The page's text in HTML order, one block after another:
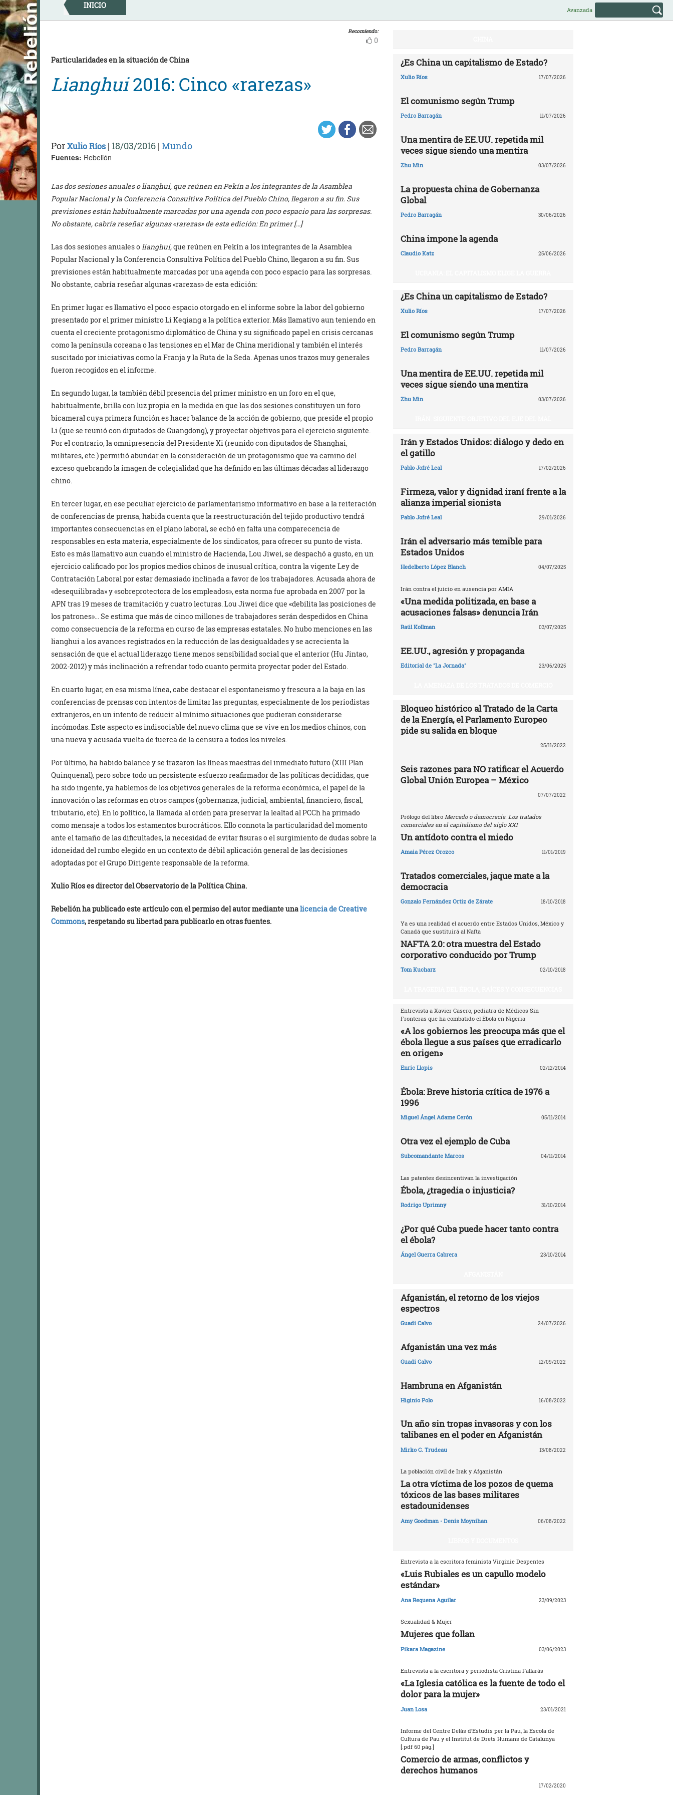
Skip
to
content
INICIO Avanzada
Recomiendo:
0
Particularidades en la situación de China
Lianghui2016: Cinco «rarezas»
PorXulio Ríos | 18/03/2016 | Mundo
Fuentes: Rebelión
Las dos sesiones anuales o lianghui, que reúnen en Pekín a los integrantes de la Asamblea
Popular Nacional y la Conferencia Consultiva Política del Pueblo Chino, llegaron a su fin. Sus
previsiones están habitualmente marcadas por una agenda con poco espacio para las sorpresas.
No obstante, cabría reseñar algunas «rarezas» de esta edición: En primer […]
Las dos sesiones anuales o lianghui,que reúnen en Pekín a los integrantes de la Asamblea
Popular Nacional y la Conferencia Consultiva Política del Pueblo Chino, llegaron a su fin. Sus
previsiones están habitualmente marcadas por una agenda con poco espacio para las sorpresas.
No obstante, cabría reseñar algunas «rarezas» de esta edición:
En primer lugar es llamativo el poco espacio otorgado en el informe sobre la labor del gobierno
presentado por el primer ministro Li Keqiang a la política exterior. Más llamativo aun teniendo en
cuenta el creciente protagonismo diplomático de China y su significado papel en crisis cercanas
como la península coreana o las tensiones en el Mar de China meridional y también el interés
suscitado por iniciativas como la Franja y la Ruta de la Seda. Apenas unos trazos muy generales
fueron recogidos en el informe.
En segundo lugar, la también débil presencia del primer ministro en un foro en el que,
habitualmente, brilla con luz propia en la medida en que las dos sesiones constituyen un foro
bicameral cuya primera función es hacer balance de la acción de gobierno, que preside el propio
Li (que se reunió con diputados de Guangdong), y proyectar objetivos para el ejercicio siguiente.
Por el contrario, la omnipresencia del Presidente Xi (reunido con diputados de Shanghai,
militares, etc.) permitió abundar en la consideración de un protagonismo que va camino del
exceso quebrando la imagen de colegialidad que ha definido en las últimas décadas al liderazgo
chino.
En tercer lugar, en ese peculiar ejercicio de parlamentarismo informativo en base a la reiteración
de conferencias de prensa, habida cuenta que la reestructuración del tejido productivo tendrá
importantes consecuencias en el plano laboral, se echó en falta una comparecencia de
responsables en esta materia, especialmente de los sindicatos, para ofrecer su punto de vista.
Esto es más llamativo aun cuando el ministro de Hacienda, Lou Jiwei, se despachó a gusto, en un
ejercicio calificado por los propios medios chinos de inusual crítica, contra la vigente Ley de
Contratación Laboral por estar demasiado inclinada a favor de los trabajadores. Acusada ahora de
«desequilibrada» y «sobreprotectora de los empleados», esta norma fue aprobada en 2007 por la
APN tras 19 meses de tramitación y cuatro lecturas. Lou Jiwei dice que «debilita las posiciones de
los patrones»… Se estima que más de cinco millones de trabajadores serán despedidos en China
como consecuencia de la reforma en curso de las empresas estatales. No hubo menciones en las
lianghui a los avances registrados en la reducción de las desigualdades y se acrecienta la
sensación de que el actual liderazgo tiene menos sensibilidad social que el anterior (Hu Jintao,
2002-2012) y más inclinación a refrendar todo cuanto permita proyectar poder del Estado.
En cuarto lugar, en esa misma línea, cabe destacar el espontaneismo y frescura a la baja en las
conferencias de prensas con intentos de limitar las preguntas, especialmente de los periodistas
extranjeros, en un intento de reducir al mínimo situaciones que pudieran considerarse
incómodas. Este aspecto es indisociable del nuevo clima que se vive en los medios chinos, con
una nueva y acusada vuelta de tuerca de la censura a todos los niveles.
Por último, ha habido balance y se trazaron las líneas maestras del inmediato futuro (XIII Plan
Quinquenal), pero sobre todo un persistente esfuerzo reafirmador de las políticas decididas, que
ha sido ingente, ya hablemos de los objetivos generales de la reforma económica, el papel de la
innovación o las reformas en otros campos (gobernanza, judicial, ambiental, financiero, fiscal,
tributario, etc). En lo político, la llamada al orden para preservar la lealtad al PCCh ha primado
como mensaje a todos los estamentos burocráticos. Ello connota la particularidad del momento
ante el tamaño de las dificultades, la necesidad de evitar fisuras o el surgimiento de dudas sobre la
idoneidad del rumbo elegido en un contexto de débil aplicación general de las decisiones
adoptadas por el Grupo Dirigente responsable de la reforma.
Xulio Ríos es director del Observatorio de la Política China.
Rebelión ha publicado este artículo con el permiso del autor mediante unalicencia de Creative
Commons, respetando su libertad para publicarlo en otras fuentes.
¿Es China un capitalismo de Estado?
Xulio Ríos 17/07/2026
El comunismo según Trump
Pedro Barragán 11/07/2026
Una mentira de EE.UU. repetida mil
veces sigue siendo una mentira
Zhu Min 03/07/2026
La propuesta china de Gobernanza
Global
Pedro Barragán 30/06/2026
China impone la agenda
Claudio Katz 25/06/2026
¿Es China un capitalismo de Estado?
Xulio Ríos 17/07/2026
El comunismo según Trump
Pedro Barragán 11/07/2026
Una mentira de EE.UU. repetida mil
veces sigue siendo una mentira
Zhu Min 03/07/2026
Irán y Estados Unidos: diálogo y dedo en
el gatillo
Pablo Jofré Leal 17/02/2026
Firmeza, valor y dignidad iraní frente a la
alianza imperial sionista
Pablo Jofré Leal 29/01/2026
Irán el adversario más temible para
Estados Unidos
Hedelberto López Blanch 04/07/2025
Irán contra el juicio en ausencia por AMIA
«Una medida politizada, en base a
acusaciones falsas» denuncia Irán
Raúl Kollman 03/07/2025
EE.UU., agresión y propaganda
Editorial de "La Jornada" 23/06/2025
Bloqueo histórico al Tratado de la Carta
de la Energía, el Parlamento Europeo
pide su salida en bloque
25/11/2022
Seis razones para NO ratificar el Acuerdo
Global Unión Europea – México
07/07/2022
Prólogo del libro Mercado o democracia. Los tratados
comerciales en el capitalismo del siglo XXI
Un antídoto contra el miedo
Amaia Pérez Orozco 11/01/2019
Tratados comerciales, jaque mate a la
democracia
Gonzalo Fernández Ortiz de Zárate 18/10/2018
Ya es una realidad el acuerdo entre Estados Unidos, México y
Canadá que sustituirá al Nafta
NAFTA 2.0: otra muestra del Estado
corporativo conducido por Trump
Tom Kucharz 02/10/2018
Entrevista a Xavier Casero, pediatra de Médicos Sin
Fronteras que ha combatido el Ébola en Nigeria
«A los gobiernos les preocupa más que el
ébola llegue a sus países que erradicarlo
en origen»
Enric Llopis 02/12/2014
Ébola: Breve historia crítica de 1976 a
1996
Miguel Ángel Adame Cerón 05/11/2014
Otra vez el ejemplo de Cuba
Subcomandante Marcos 04/11/2014
Las patentes desincentivan la investigación
Ébola, ¿tragedia o injusticia?
Rodrigo Uprimny 31/10/2014
¿Por qué Cuba puede hacer tanto contra
el ébola?
Ángel Guerra Cabrera 23/10/2014
Afganistán, el retorno de los viejos
espectros
Guadi Calvo 24/07/2026
Afganistán una vez más
Guadi Calvo 12/09/2022
Hambruna en Afganistán
Higinio Polo 16/08/2022
Un año sin tropas invasoras y con los
talibanes en el poder en Afganistán
Mirko C. Trudeau 13/08/2022
La población civil de Irak y Afganistán
La otra víctima de los pozos de quema
tóxicos de las bases militares
estadounidenses
Amy Goodman - Denis Moynihan 06/08/2022
Entrevista a la escritora feminista Virginie Despentes
«Luis Rubiales es un capullo modelo
estándar»
Ana Requena Aguilar 23/09/2023
Sexualidad & Mujer
Mujeres que follan
Pikara Magazine 03/06/2023
Entrevista a la escritora y periodista Cristina Fallarás
«La Iglesia católica es la fuente de todo el
dolor para la mujer»
Juan Losa 23/01/2021
Informe del Centre Delàs d’Estudis per la Pau, la Escola de
Cultura de Pau y el Institut de Drets Humans de Catalunya
[.pdf 60 pág.]
Comercio de armas, conflictos y
derechos humanos
17/02/2020